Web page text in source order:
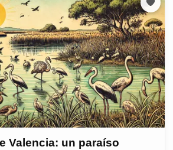
Valencia: un paraíso